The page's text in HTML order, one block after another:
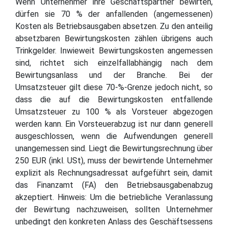
dürfen sie 70 % der anfallenden (angemessenen)
Kosten als Betriebsausgaben absetzen. Zu den anteilig
absetzbaren Bewirtungskosten zählen übrigens auch
Trinkgelder. Inwieweit Bewirtungskosten angemessen
sind, richtet sich einzelfallabhängig nach dem
Bewirtungsanlass und der Branche. Bei der
Umsatzsteuer gilt diese 70-%-Grenze jedoch nicht, so
dass die auf die Bewirtungskosten entfallende
Umsatzsteuer zu 100 % als Vorsteuer abgezogen
werden kann. Ein Vorsteuerabzug ist nur dann generell
ausgeschlossen, wenn die Aufwendungen generell
unangemessen sind. Liegt die Bewirtungsrechnung über
250 EUR (inkl. USt), muss der bewirtende Unternehmer
explizit als Rechnungsadressat aufgeführt sein, damit
das Finanzamt (FA) den Betriebsausgabenabzug
akzeptiert. Hinweis: Um die betriebliche Veranlassung
der Bewirtung nachzuweisen, sollten Unternehmer
unbedingt den konkreten Anlass des Geschäftsessens